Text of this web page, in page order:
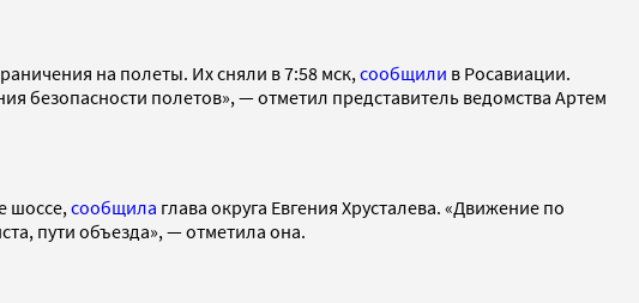
на полеты. Их сняли в 7:58 мск, сообщили в Росавиации.
безопасности полетов», — отметил представитель ведомства Артем
шоссе, сообщила глава округа Евгения Хрусталева. «Движение по
пути объезда», — отметила она.